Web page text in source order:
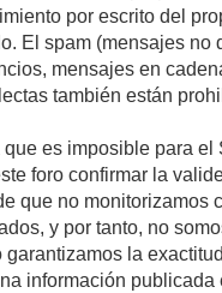
por escrito del
El spam (mensajes no
mensajes en
también están
es imposible para el
foro confirmar la
que no monitorizamos
y por tanto, no
garantizamos la
información publicada